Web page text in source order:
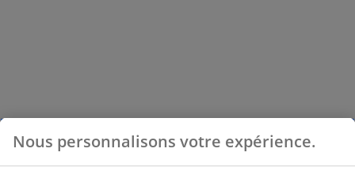
Nous personnalisons votre expérience.